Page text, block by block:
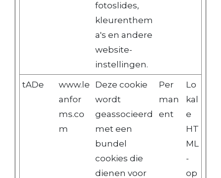
fotoslides,
kleurenthem
a's en andere
website-
instellingen.
tADe
www.le
anfor
ms.co
m
Deze cookie
wordt
geassocieerd
met een
bundel
cookies die
dienen voor
Per
man
ent
Lo
kal
e
HT
ML
-
op